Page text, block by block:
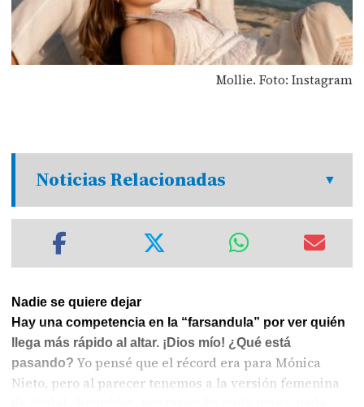
Mollie. Foto: Instagram
Noticias Relacionadas
Nadie se quiere dejar
Hay una competencia en la “farsandula” por ver quién
llega más rápido al altar. ¡Dios mío! ¿Qué está
pasando?Yo pensé que el récord era para Mónica
Nieto, pero al parecer tenemos a la versión femenina